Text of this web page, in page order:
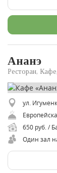
Ананэ
Ресторан,
ул.
650 руб. /
Один зал